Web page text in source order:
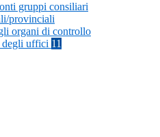
gruppi consiliari
provinciali
organi di controllo
uffici 11